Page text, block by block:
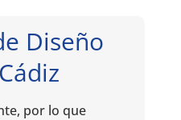
Diseño
por lo que